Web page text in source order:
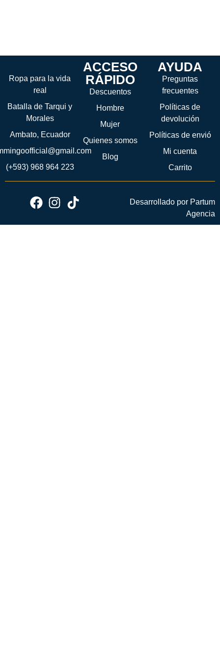
Ropa para la vida
real
Batalla de Tarqui y
Morales
Ambato, Ecuador
(+593) 968 964 223
ACCESO
RÁPIDO
Descuentos
Hombre
Mujer
Quienes somos
Blog
AYUDA
Preguntas
frecuentes
Políticas de
devolución
Políticas de envió
Mi cuenta
Carrito
Desarrollado por Partum
Agencia